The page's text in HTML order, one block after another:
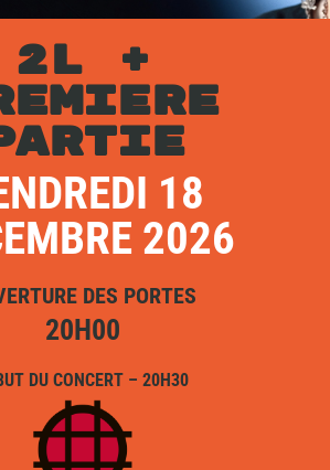
2L +
18
2026
DES PORTES
20H00
DU CONCERT – 20H30